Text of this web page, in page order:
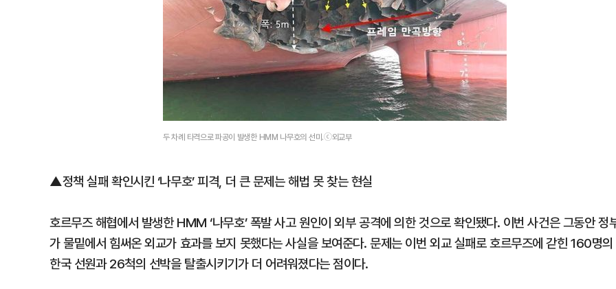
두 차례 타격으로 파공이 발생한 HMM 나무호의 선미.ⓒ외교부
▲정책 실패 확인시킨 ‘나무호’ 피격, 더 큰 문제는 해법 못 찾는 현실
호르무즈 해협에서 발생한 HMM ‘나무호’ 폭발 사고 원인이 외부 공격에 의한 것으로 확인됐다. 이번 사건은 그동안 정
가 물밑에서 힘써온 외교가 효과를 보지 못했다는 사실을 보여준다. 문제는 이번 외교 실패로 호르무즈에 갇힌 160명의
한국 선원과 26척의 선박을 탈출시키기가 더 어려워졌다는 점이다.